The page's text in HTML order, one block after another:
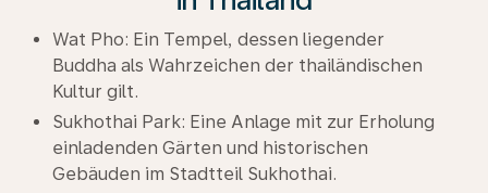
Wat Pho: Ein Tempel, dessen liegender
Buddha als Wahrzeichen der thailändischen
Kultur gilt.
Sukhothai Park: Eine Anlage mit zur Erholung
einladenden Gärten und historischen
Gebäuden im Stadtteil Sukhothai.